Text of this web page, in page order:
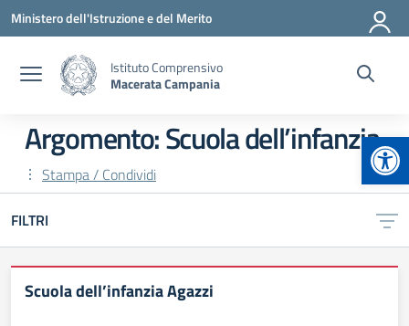
Vai ai contenuti
Vai al menu di navigazione
Vai al footer
Ministero dell'Istruzione e del Merito
Istituto Comprensivo
Macerata Campania
Argomento: Scuola dell’infanzia
Stampa / Condividi
FILTRI
Scuola dell’infanzia Agazzi